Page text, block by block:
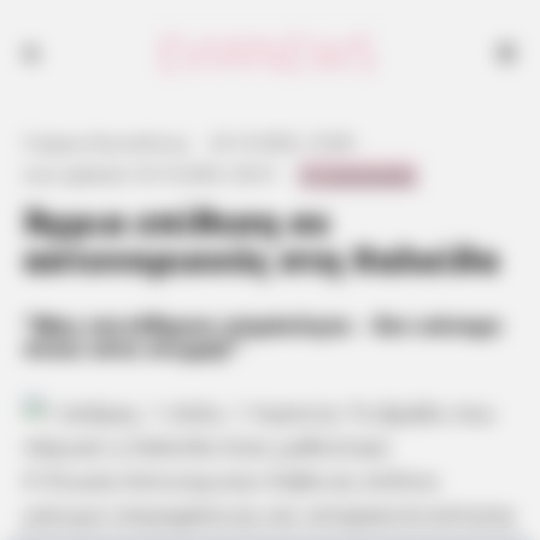
Άγρια επίθεση σε
αστυνομικούς στη Χαλκίδα
“Μας επιτέθηκαν απρόκλητα – δεν κάναμε
πίσω ούτε στιγμή!”